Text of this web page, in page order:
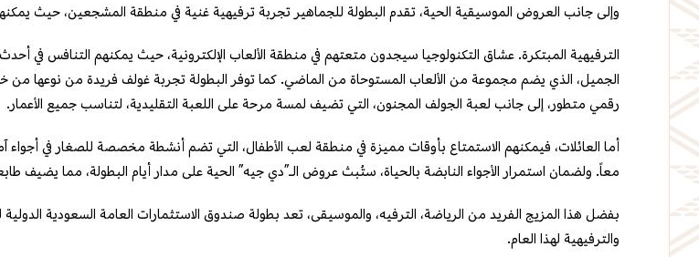
وإلى جانب العروض الموسيقية الحية، تقدم البطولة للجماهير تجربة ترفيهية غنية في منطقة المشجعين، حيث
الترفيهية المبتكرة. عشاق التكنولوجيا سيجدون متعتهم في منطقة الألعاب الإلكترونية، حيث يمكنهم التنافس في
الجميل، الذي يضم مجموعة من الألعاب المستوحاة من الماضي. كما توفر البطولة تجربة غولف فريدة من نوعها من
رقمي متطور، إلى جانب لعبة الجولف المجنون، التي تضيف لمسة مرحة على اللعبة التقليدية، لتناسب جميع الأعمار.
أما العائلات، فيمكنهم الاستمتاع بأوقات مميزة في منطقة لعب الأطفال، التي تضم أنشطة مخصصة للصغار في أجواء
معاً. ولضمان استمرار الأجواء النابضة بالحياة، ستُبث عروض الـ”دي جيه” الحية على مدار أيام البطولة، مما يضيف
بفضل هذا المزيج الفريد من الرياضة، الترفيه، والموسيقى، تعد بطولة صندوق الاستثمارات العامة السعودية
والترفيهية لهذا العام.